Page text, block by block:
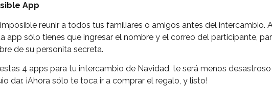
App
reunir a todos tus familiares o amigos antes del intercambio.
app sólo tienes que ingresar el nombre y el correo del participante,
de su personita secreta.
4 apps para tu intercambio de Navidad, te será menos
dar. ¡Ahora sólo te toca ir a comprar el regalo, y listo!